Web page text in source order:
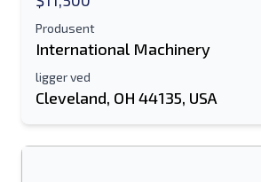
Produsent
International Machinery
ligger ved
Cleveland, OH 44135, USA